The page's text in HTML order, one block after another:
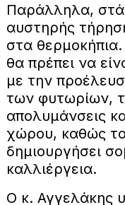
Παράλληλα,
αυστηρής
στα
θα πρέπει να
με την
των φυτωρίων,
απολυμάνσεις
χώρου, καθώς το
δημιουργήσει
καλλιέργεια.
Ο κ. Αγγελάκης